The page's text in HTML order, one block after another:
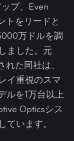
プ、Even
トをリードと
万ドルを調
ました。元
た同社は、
イ重視のスマ
ルを1万台以上
Opticsシス
います。